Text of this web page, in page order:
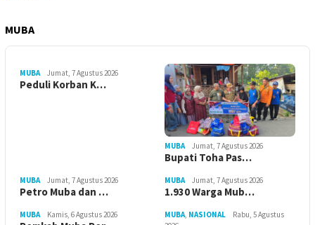
MUBA
MUBA Jumat, 7 Agustus 2026
Peduli Korban K…
MUBA Jumat, 7 Agustus 2026
Bupati Toha Pas…
MUBA Jumat, 7 Agustus 2026
Petro Muba dan …
MUBA Jumat, 7 Agustus 2026
1.930 Warga Mub…
MUBA Kamis, 6 Agustus 2026 MUBA, NASIONAL
Rabu, 5 Agustus